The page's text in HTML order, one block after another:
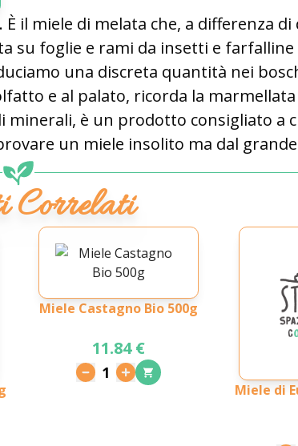
il miele di melata che, a differenza
su foglie e rami da insetti e
una discreta quantità nei
e al palato, ricorda la
minerali, è un prodotto consigliato a
un miele insolito ma dal
Correlati
Miele Castagno Bio 500g
11.84 €
1
Miele di